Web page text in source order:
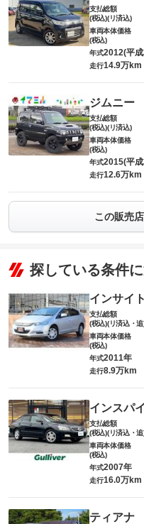
支払総額
(税込)(リ済込)
車両本体価格
(税込)
年式2012(平
走行14.9万km
ジムニー
支払総額
(税込)(リ済込)
車両本体価格
(税込)
年式2015(平
走行12.6万km
この販売
探している条件
インサイト
支払総額
(税込)(リ済込・追
車両本体価格
(税込)
年式2011年
走行8.9万km
インスパ
支払総額
(税込)(リ済込・追
車両本体価格
(税込)
年式2007年
走行16.0万km
ティアナ